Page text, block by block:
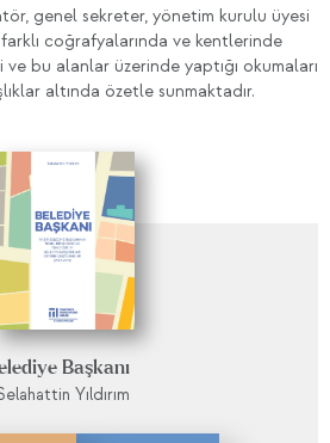
genel sekreter, yönetim kurulu üyesi
coğrafyalarında ve kentlerinde
bu alanlar üzerinde yaptığı okumaları
altında özetle sunmaktadır.
Başkanı
Yıldırım